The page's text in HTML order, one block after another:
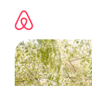
kwenda
kwenye
maudhui